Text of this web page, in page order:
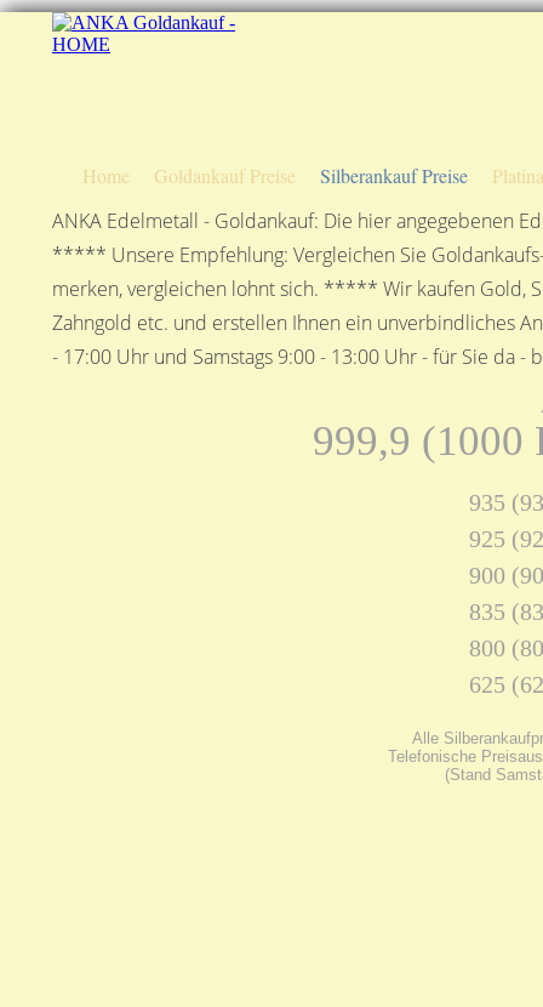
Home Goldankauf Preise Silberankauf Preise
ANKA Edelmetall - Goldankauf: Die hier angegebenen
***** Unsere Empfehlung: Vergleichen Sie
merken, vergleichen lohnt sich. ***** Wir kaufen Gold,
Zahngold etc. und erstellen Ihnen ein unverbindliches
- 17:00 Uhr und Samstags 9:00 - 13:00 Uhr - für Sie
999,9 (1000
935
925
900
835
800
625
Alle
Telefonische
(Stand